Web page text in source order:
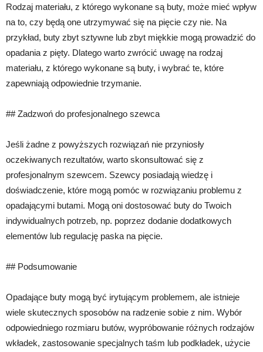
Rodzaj materiału, z którego wykonane są buty, może mieć wpływ
na to, czy będą one utrzymywać się na pięcie czy nie. Na
przykład, buty zbyt sztywne lub zbyt miękkie mogą prowadzić do
opadania z pięty. Dlatego warto zwrócić uwagę na rodzaj
materiału, z którego wykonane są buty, i wybrać te, które
zapewniają odpowiednie trzymanie.
## Zadzwoń do profesjonalnego szewca
Jeśli żadne z powyższych rozwiązań nie przyniosły
oczekiwanych rezultatów, warto skonsultować się z
profesjonalnym szewcem. Szewcy posiadają wiedzę i
doświadczenie, które mogą pomóc w rozwiązaniu problemu z
opadającymi butami. Mogą oni dostosować buty do Twoich
indywidualnych potrzeb, np. poprzez dodanie dodatkowych
elementów lub regulację paska na pięcie.
## Podsumowanie
Opadające buty mogą być irytującym problemem, ale istnieje
wiele skutecznych sposobów na radzenie sobie z nim. Wybór
odpowiedniego rozmiaru butów, wypróbowanie różnych rodzajów
wkładek, zastosowanie specjalnych taśm lub podkładek, użycie